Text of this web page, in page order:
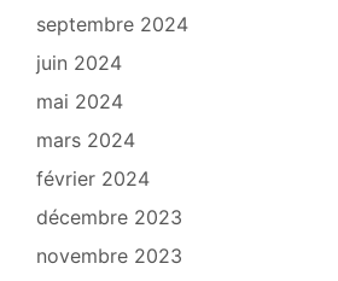
septembre 2024
juin 2024
mai 2024
mars 2024
février 2024
décembre 2023
novembre 2023